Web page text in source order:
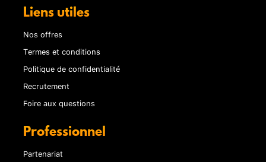
Liens utiles
Nos offres
Termes et conditions
Politique de confidentialité
Recrutement
Foire aux questions
Professionnel
Partenariat